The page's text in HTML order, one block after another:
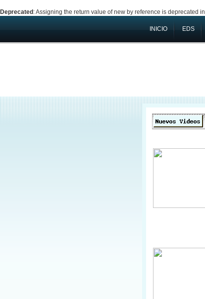
Deprecated : Assigning the return value of new by reference is deprecated in
INICIO EDS